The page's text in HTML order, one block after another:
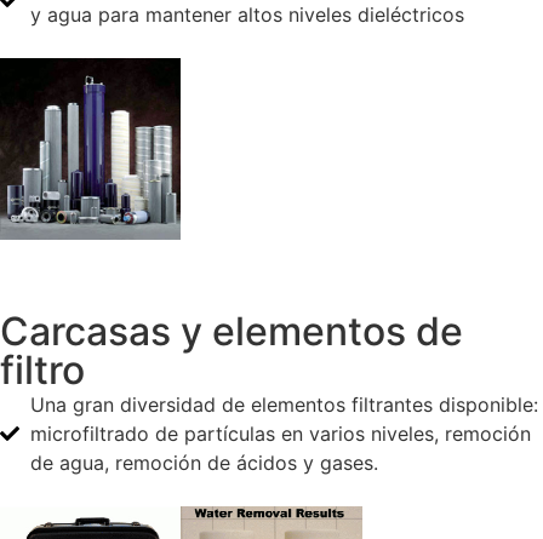
y agua para mantener altos niveles dieléctricos
Carcasas y elementos de
filtro
Una gran diversidad de elementos filtrantes disponible:
microfiltrado de partículas en varios niveles, remoción
de agua, remoción de ácidos y gases.